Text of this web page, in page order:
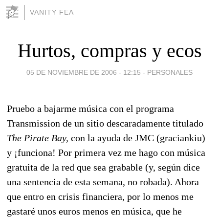
VANITY FEA
Hurtos, compras y ecos
05 DE NOVIEMBRE DE 2006 - 12:15 - PERSONALES
Pruebo a bajarme música con el programa
Transmission de un sitio descaradamente titulado
The Pirate Bay, con la ayuda de JMC (graciankiu)
y ¡funciona! Por primera vez me hago con música
gratuita de la red que sea grabable (y, según dice
una sentencia de esta semana, no robada). Ahora
que entro en crisis financiera, por lo menos me
gastaré unos euros menos en música, que he